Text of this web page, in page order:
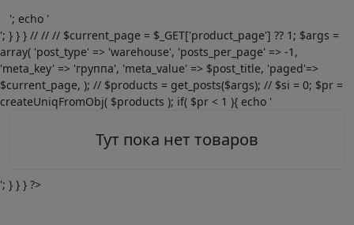
'; echo '
'; } } } // // // $current_page = $_GET['product_page'] ?? 1; $args =
array( 'post_type' => 'warehouse', 'posts_per_page' => -1,
'meta_key' => 'группа', 'meta_value' => $post_title, 'paged'=>
$current_page, ); // $products = get_posts($args); // $si = 0; $pr =
createUniqFromObj( $products ); if( $pr < 1 ){ echo '
Тут пока нет товаров
'; } } } ?>